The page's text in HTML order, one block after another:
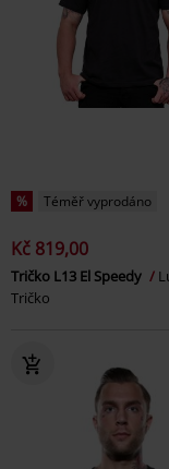
% Téměř vyprodáno
Kč 819,00
Tričko L13 El Speedy
Tričko